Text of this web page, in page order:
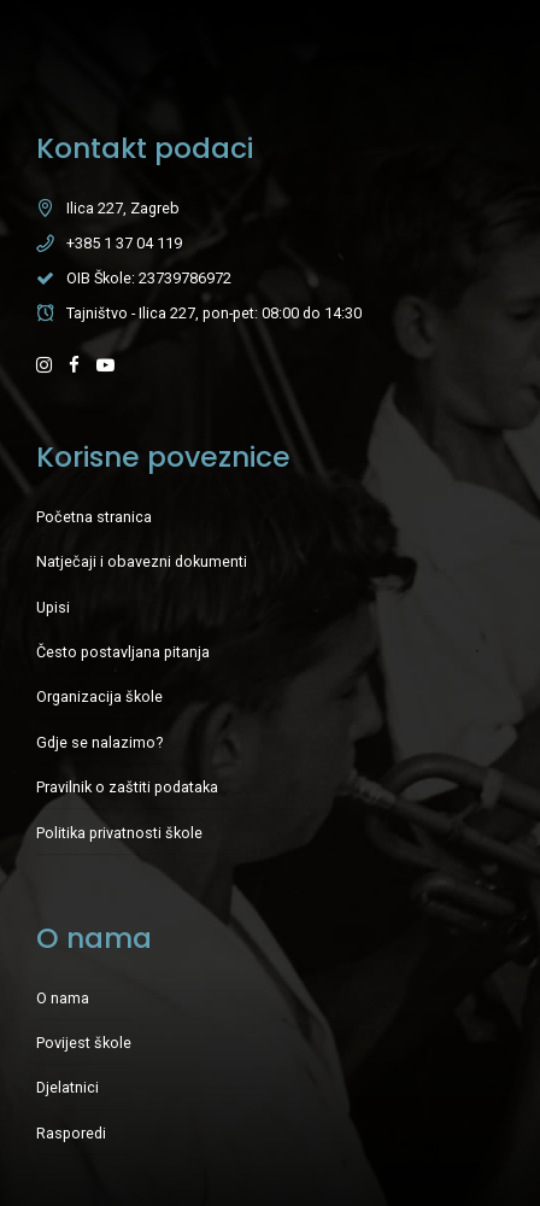
Kontakt podaci
Ilica 227, Zagreb
+385 1 37 04 119
OIB Škole: 23739786972
Tajništvo - Ilica 227, pon-pet: 08:00 do 14:30
Korisne poveznice
Početna stranica
Natječaji i obavezni dokumenti
Upisi
Često postavljana pitanja
Organizacija škole
Gdje se nalazimo?
Pravilnik o zaštiti podataka
Politika privatnosti škole
O nama
O nama
Povijest škole
Djelatnici
Rasporedi